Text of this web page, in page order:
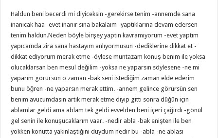
Haldun beni becerdi mi diyiceksin -gerekirse tenim -annemde sana
inanıcak haa -evet inanır sına bakalaım -yaptıklarına devam edersen
tenim haldun.Neden böyle birşey yaptın kavramıyorum -evet yaptım
yapıcamda zira sana hastayım anlıyormusun -dediklerine dikkat et -
dikkat ediyorum merak etme -öylese muntazam konuş benim ile yoksa
olucaklarsan ben mesul değilim -yoksa ne yaparsın söylesene -ne mi
yaparım görürsün o zaman -bak seni istediğim zaman elde ederim
bunu öğren -ne yaparsın merak ettim. -annem gelince görürsün sen
benim avucumdasın artık merak etme diyip gitti sonra düğün için
ablamlar geldi ama ablam tek geldi evvelden beni içeri çağırdı -gönül
gel senin ile konuşucaklarım vaar. -nedir abla -bak enişten ile ben
yokken konutta yakınlaştığını duydum nedir bu -abla -ne ablası